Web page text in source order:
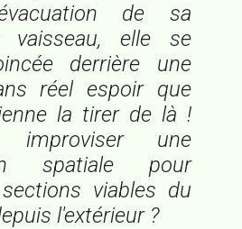
de sa
vaisseau, elle se
derrière une
réel espoir que
la tirer de là !
improviser une
spatiale pour
viables du
l'extérieur ?